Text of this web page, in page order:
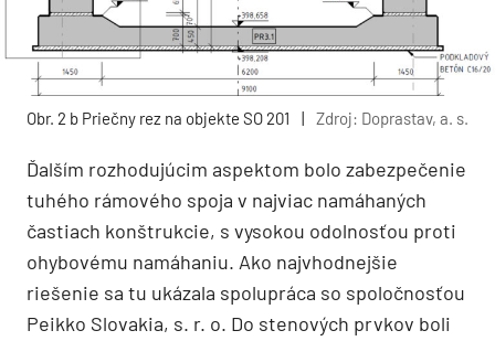
Obr. 2 b Priečny rez na objekte SO 201 Zdroj: Doprastav, a. s.
Ďalším rozhodujúcim aspektom bolo zabezpečenie
tuhého rámového spoja v najviac namáhaných
častiach konštrukcie, s vysokou odolnosťou proti
ohybovému namáhaniu. Ako najvhodnejšie
riešenie sa tu ukázala spolupráca so spoločnosťou
Peikko Slovakia, s. r. o. Do stenových prvkov boli